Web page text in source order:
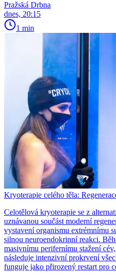
Pražská Drbna
dnes, 20:15
1 min
Kryoterapie celého těla:
Celotělová kryoterapie se z
uznávanou součást moderní
vystavení organismu extrémnímu
silnou neuroendokrinní reakci.
masivnímu perifernímu stažení
následuje intenzivní prokrvení
funguje jako přirozený restart pro